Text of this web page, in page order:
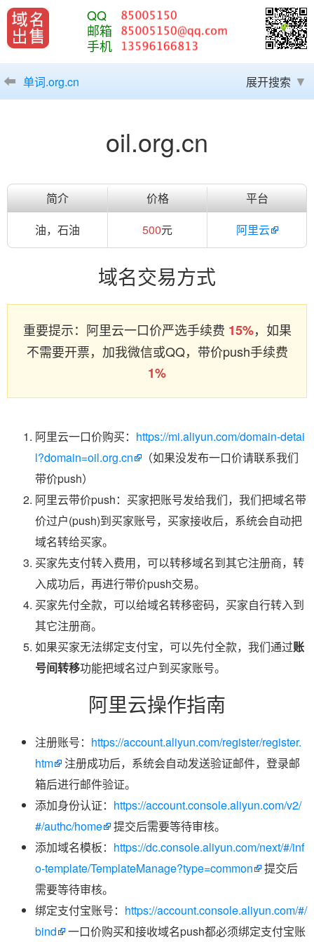
QQ
邮箱
手机
单词.org.cn 展开搜索
oil.org.cn
简介 价格
平台
油，石油
500元 阿里云
域名交易方式
重要提示：阿里云一口价严选手续费 15%，如果
不需要开票，加我微信或QQ，带价push手续费
1%
阿里云一口价购买： https://mi.aliyun.com/domain-detai
l?domain=oil.org.cn
（如果没发布一口价请联系我们
带价push）
阿里云带价push：买家把账号发给我们，我们把域名带
价过户(push)到买家账号，买家接收后，系统会自动把
域名转给买家。
买家先支付转入费用，可以转移域名到其它注册商，转
入成功后，再进行带价push交易。
买家先付全款，可以给域名转移密码，买家自行转入到
其它注册商。
如果买家无法绑定支付宝，可以先付全款，我们通过账
号间转移功能把域名过户到买家账号。
阿里云操作指南
注册账号： https://account.aliyun.com/register/register.
htm
注册成功后，系统会自动发送验证邮件，登录邮
箱后进行邮件验证。
添加身份认证： https://account.console.aliyun.com/v2/
#/authc/home
提交后需要等待审核。
添加域名模板： https://dc.console.aliyun.com/next/#/inf
o-template/TemplateManage?type=common
提交后
需要等待审核。
绑定支付宝账号： https://account.console.aliyun.com/#/
bind
一口价购买和接收域名push都必须绑定支付宝账